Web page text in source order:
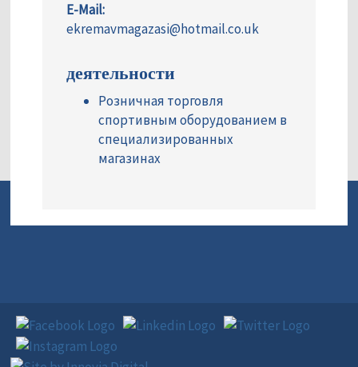
E-Mail:
ekremavmagazasi@hotmail.co.uk
деятельности
Розничная торговля
спортивным оборудованием в
специализированных
магазинах